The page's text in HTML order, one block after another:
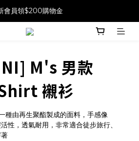
會員領$200購物金
M's 男款
襯衫
由再生聚酯製成的面料，手感像
性，透氣耐用，非常適合徒步旅行、